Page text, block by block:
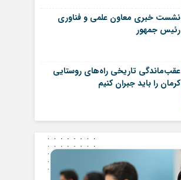
نشست خبری معاون علمی و فناوری
رئیس جمهور
عقب‌ماندگی تاریخی راه‌های روستایی
کرمان را باید جبران کنیم